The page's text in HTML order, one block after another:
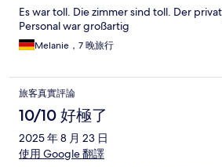
Es war toll. Die zimmer sind toll. Der
Personal war großartig
Melanie，7 晚旅行
旅客真實評論
10/10 好極了
2025 年 8 月 23 日
使用 Google 翻譯